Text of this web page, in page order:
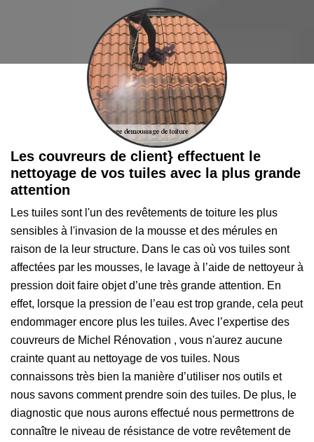
Les couvreurs de client} effectuent le
nettoyage de vos tuiles avec la plus grande
attention
Les tuiles sont l'un des revêtements de toiture les plus
sensibles à l'invasion de la mousse et des mérules en
raison de la leur structure. Dans le cas où vos tuiles sont
affectées par les mousses, le lavage à l’aide de nettoyeur à
pression doit faire objet d’une très grande attention. En
effet, lorsque la pression de l’eau est trop grande, cela peut
endommager encore plus les tuiles. Avec l’expertise des
couvreurs de Michel Rénovation , vous n'aurez aucune
crainte quant au nettoyage de vos tuiles. Nous
connaissons très bien la manière d’utiliser nos outils et
nous savons comment prendre soin des tuiles. De plus, le
diagnostic que nous aurons effectué nous permettrons de
connaître le niveau de résistance de votre revêtement de